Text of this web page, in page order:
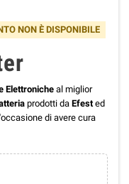
NON È DISPONIBILE
Elettroniche al miglior
prodotti da Efested
di avere cura